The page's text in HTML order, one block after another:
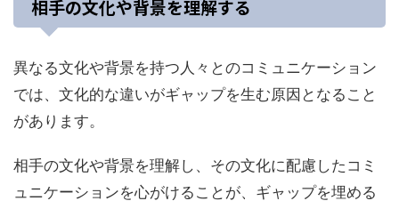
相手の文化や背景を理解する
異なる文化や背景を持つ人々とのコミュニケーション
では、文化的な違いがギャップを生む原因となること
があります。
相手の文化や背景を理解し、その文化に配慮したコミ
ュニケーションを心がけることが、ギャップを埋める